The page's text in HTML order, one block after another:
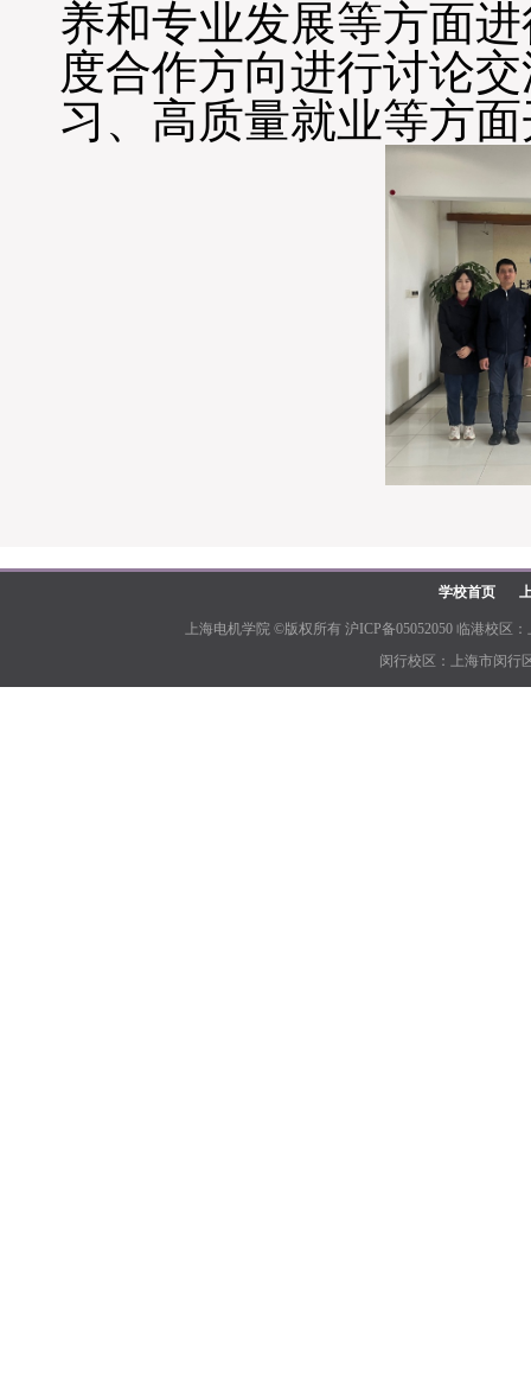
养和专业发展等方面
度合作方向进行讨论
习、高质量就业等方
学校首页
上海电机学院 ©版权所有 沪ICP备05052050 临港校区
闵行校区：上海市闵行